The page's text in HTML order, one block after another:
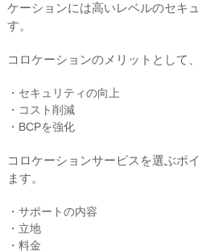
ケーションには高いレベルのセキ
す。
コロケーションのメリットとして
・セキュリティの向上
・コスト削減
・BCPを強化
コロケーションサービスを選ぶポ
ます。
・サポートの内容
・立地
・料金